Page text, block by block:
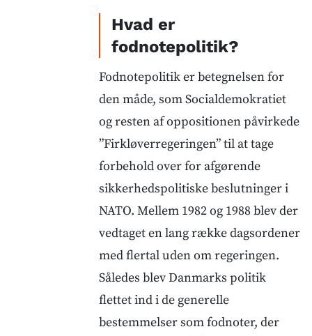
Hvad er
fodnotepolitik?
Fodnotepolitik er betegnelsen for
den måde, som Socialdemokratiet
og resten af oppositionen påvirkede
”Firkløverregeringen” til at tage
forbehold over for afgørende
sikkerhedspolitiske beslutninger i
NATO. Mellem 1982 og 1988 blev der
vedtaget en lang række dagsordener
med flertal uden om regeringen.
Således blev Danmarks politik
flettet ind i de generelle
bestemmelser som fodnoter, der